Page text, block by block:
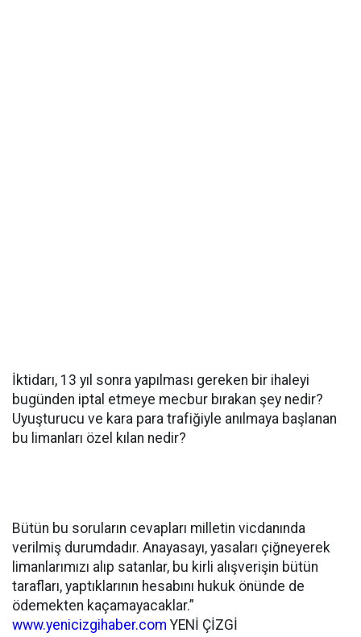
İktidarı, 13 yıl sonra yapılması gereken bir ihaleyi
bugünden iptal etmeye mecbur bırakan şey nedir?
Uyuşturucu ve kara para trafiğiyle anılmaya başlanan
bu limanları özel kılan nedir?
Bütün bu soruların cevapları milletin vicdanında
verilmiş durumdadır. Anayasayı, yasaları çiğneyerek
limanlarımızı alıp satanlar, bu kirli alışverişin bütün
tarafları, yaptıklarının hesabını hukuk önünde de
ödemekten kaçamayacaklar.”
www.yenicizgihaber.com YENİ ÇİZGİ